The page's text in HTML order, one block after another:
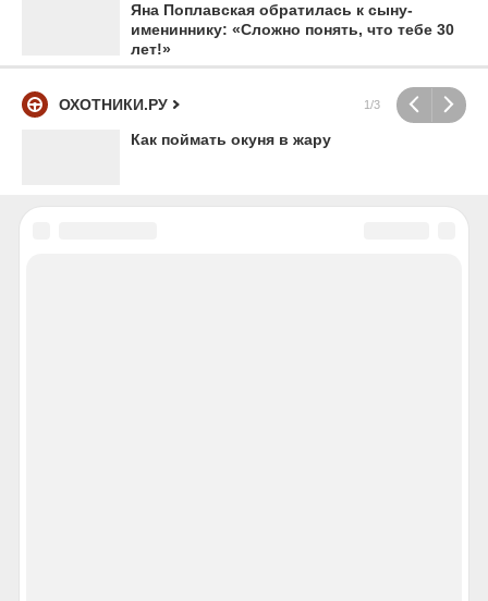
Яна Поплавская обратилась к сыну-
имениннику: «Сложно понять, что тебе 30
лет!»
ОХОТНИКИ.РУ 1/3
Как поймать окуня в жару